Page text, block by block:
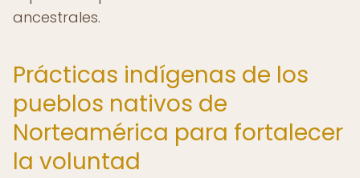
ancestrales.
Prácticas indígenas de los
pueblos nativos de
Norteamérica para fortalecer
la voluntad